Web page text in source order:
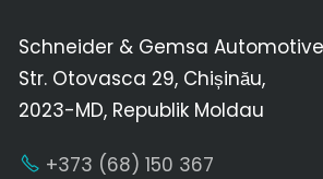
Schneider & Gemsa Automotive
Str. Otovasca 29, Chișinău,
2023-MD, Republik Moldau
+373 (68) 150 367